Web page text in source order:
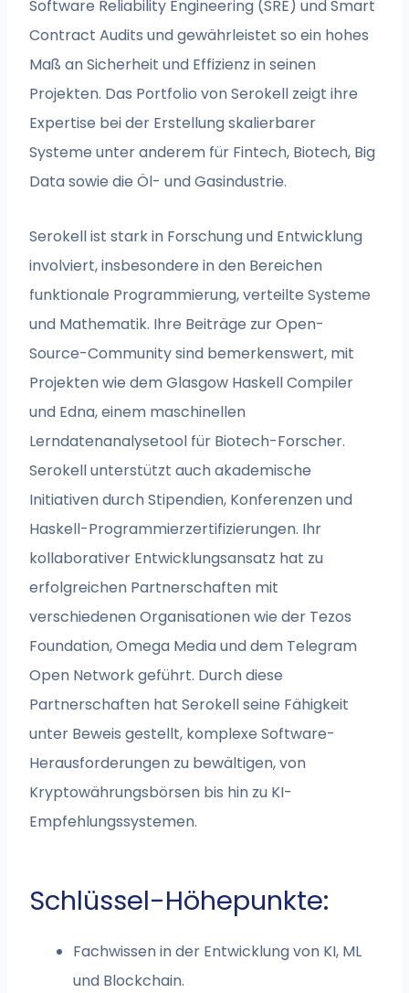
Software Reliability Engineering (SRE) und Smart
Contract Audits und gewährleistet so ein hohes
Maß an Sicherheit und Effizienz in seinen
Projekten. Das Portfolio von Serokell zeigt ihre
Expertise bei der Erstellung skalierbarer
Systeme unter anderem für Fintech, Biotech, Big
Data sowie die Öl- und Gasindustrie.
Serokell ist stark in Forschung und Entwicklung
involviert, insbesondere in den Bereichen
funktionale Programmierung, verteilte Systeme
und Mathematik. Ihre Beiträge zur Open-
Source-Community sind bemerkenswert, mit
Projekten wie dem Glasgow Haskell Compiler
und Edna, einem maschinellen
Lerndatenanalysetool für Biotech-Forscher.
Serokell unterstützt auch akademische
Initiativen durch Stipendien, Konferenzen und
Haskell-Programmierzertifizierungen. Ihr
kollaborativer Entwicklungsansatz hat zu
erfolgreichen Partnerschaften mit
verschiedenen Organisationen wie der Tezos
Foundation, Omega Media und dem Telegram
Open Network geführt. Durch diese
Partnerschaften hat Serokell seine Fähigkeit
unter Beweis gestellt, komplexe Software-
Herausforderungen zu bewältigen, von
Kryptowährungsbörsen bis hin zu KI-
Empfehlungssystemen.
Schlüssel-Höhepunkte:
Fachwissen in der Entwicklung von KI, ML
und Blockchain.